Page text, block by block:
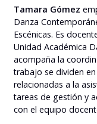
Tamara Gómez
Danza
Escénicas. Es
Unidad Académica
acompaña la
trabajo se dividen
relacionadas a la
tareas de gestión y
con el equipo